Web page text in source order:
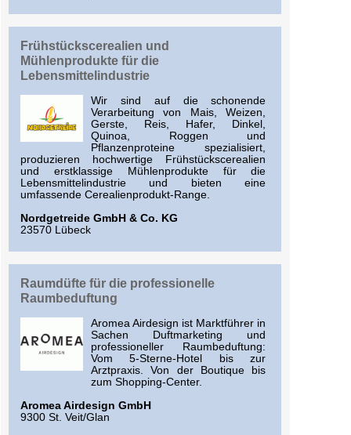
Frühstückscerealien und
Mühlenprodukte für die
Lebensmittelindustrie
Wir sind auf die schonende
Verarbeitung von Mais, Weizen,
Gerste, Reis, Hafer, Dinkel,
Quinoa, Roggen und
Pflanzenproteine spezialisiert,
produzieren hochwertige Frühstückscerealien
und erstklassige Mühlenprodukte für die
Lebensmittelindustrie und bieten eine
umfassende Cerealienprodukt-Range.
Nordgetreide GmbH & Co. KG
23570 Lübeck
Raumdüfte für die professionelle
Raumbeduftung
Aromea Airdesign ist Marktführer in
Sachen Duftmarketing und
professioneller Raumbeduftung:
Vom 5-Sterne-Hotel bis zur
Arztpraxis. Von der Boutique bis
zum Shopping-Center.
Aromea Airdesign GmbH
9300 St. Veit/Glan